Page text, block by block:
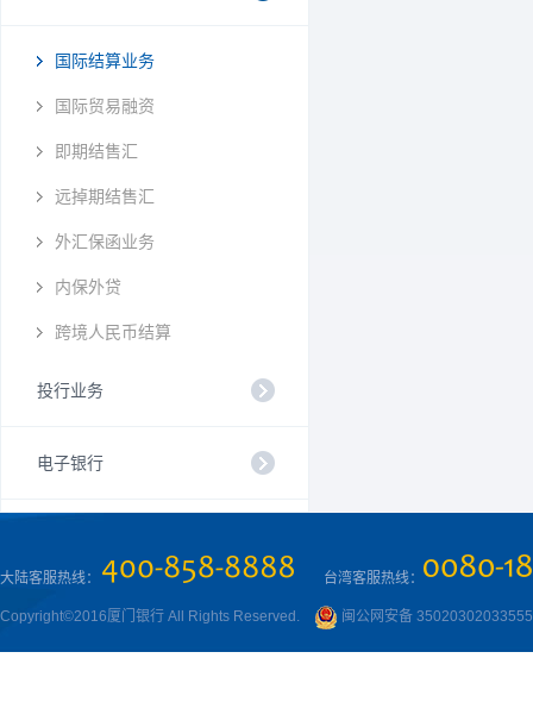
国际结算业务
国际贸易融资
即期结售汇
远掉期结售汇
外汇保函业务
内保外贷
跨境人民币结算
投行业务
电子银行
大陆客服热线： 台湾客服热线：
Copyright©2016厦门银行 All Rights Reserved. 闽公网安备